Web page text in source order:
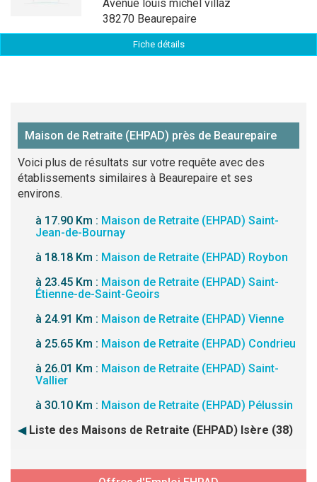
avenue louis michel villaz
38270 Beaurepaire
Fiche détails
Maison de Retraite (EHPAD) près de Beaurepaire
Voici plus de résultats sur votre requête avec des
établissements similaires à Beaurepaire et ses
environs.
à 17.90 Km : Maison de Retraite (EHPAD) Saint-
Jean-de-Bournay
à 18.18 Km : Maison de Retraite (EHPAD) Roybon
à 23.45 Km : Maison de Retraite (EHPAD) Saint-
Étienne-de-Saint-Geoirs
à 24.91 Km : Maison de Retraite (EHPAD) Vienne
à 25.65 Km : Maison de Retraite (EHPAD) Condrieu
à 26.01 Km : Maison de Retraite (EHPAD) Saint-
Vallier
à 30.10 Km : Maison de Retraite (EHPAD) Pélussin
◀ Liste des Maisons de Retraite (EHPAD) Isère (38)